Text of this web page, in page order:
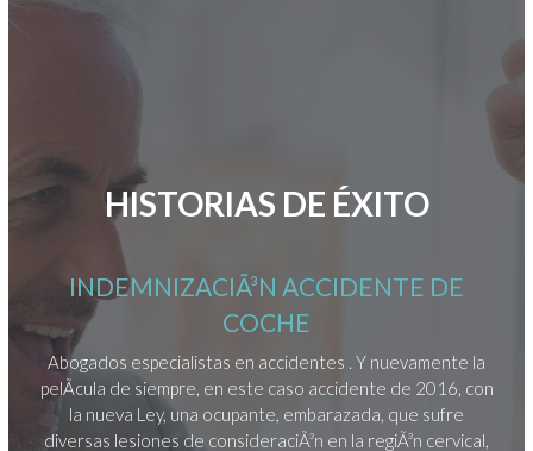
HISTORIAS DE ÉXITO
INDEMNIZACIÃ³N ACCIDENTE DE
COCHE
Abogados especialistas en accidentes . Y nuevamente la
pelÃ­cula de siempre, en este caso accidente de 2016, con
la nueva Ley, una ocupante, embarazada, que sufre
diversas lesiones de consideraciÃ³n en la regiÃ³n cervical,